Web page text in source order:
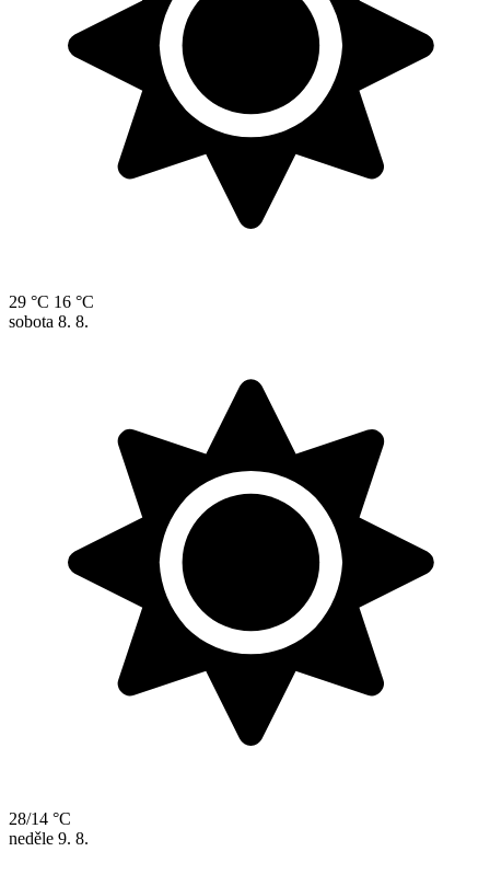
29 °C 16 °C
sobota 8. 8.
28/14 °C
neděle 9. 8.